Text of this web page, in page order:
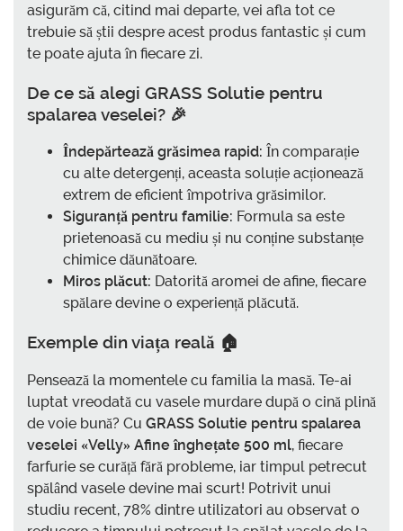
asigurăm că, citind mai departe, vei afla tot ce
trebuie să știi despre acest produs fantastic și cum
te poate ajuta în fiecare zi.
De ce să alegi GRASS Solutie pentru
spalarea veselei? 🎉
Îndepărtează grăsimea rapid: În comparație
cu alte detergenți, aceasta soluție acționează
extrem de eficient împotriva grăsimilor.
Siguranță pentru familie: Formula sa este
prietenoasă cu mediu și nu conține substanțe
chimice dăunătoare.
Miros plăcut: Datorită aromei de afine, fiecare
spălare devine o experiență plăcută.
Exemple din viața reală 🏠
Pensează la momentele cu familia la masă. Te-ai
luptat vreodată cu vasele murdare după o cină plină
de voie bună? Cu GRASS Solutie pentru spalarea
veselei «Velly» Afine înghețate 500 ml, fiecare
farfurie se curăță fără probleme, iar timpul petrecut
spălând vasele devine mai scurt! Potrivit unui
studiu recent, 78% dintre utilizatori au observat o